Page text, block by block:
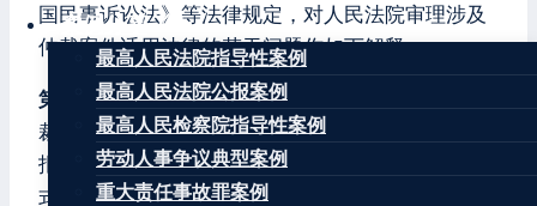
案例分享
最高人民法院指导性案例
最高人民法院公报案例
最高人民检察院指导性案例
劳动人事争议典型案例
重大责任事故罪案例
国民事诉讼法》等法律规定，对人民法院审理涉及
仲裁案件适用法律的若干问题作如下解释：
第一条仲裁法第十六条规定的“其他书面形式”的仲
裁协议，包括以合同书、信件和数据电文（包括电
报、电传、传真、电子数据交换和电子邮件）等形
式达成的请求仲裁的协议。